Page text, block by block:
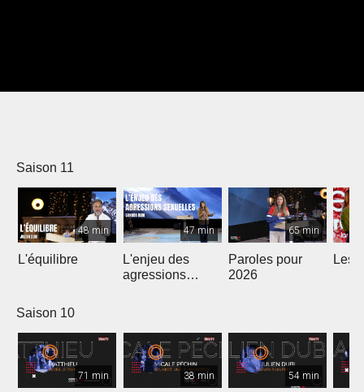
Saison 11
48 min
L'équilibre
47 min
L'enjeu des
agressions
65 min
Paroles pour
2026
Les
Saison 10
71 min 38 min 54 min